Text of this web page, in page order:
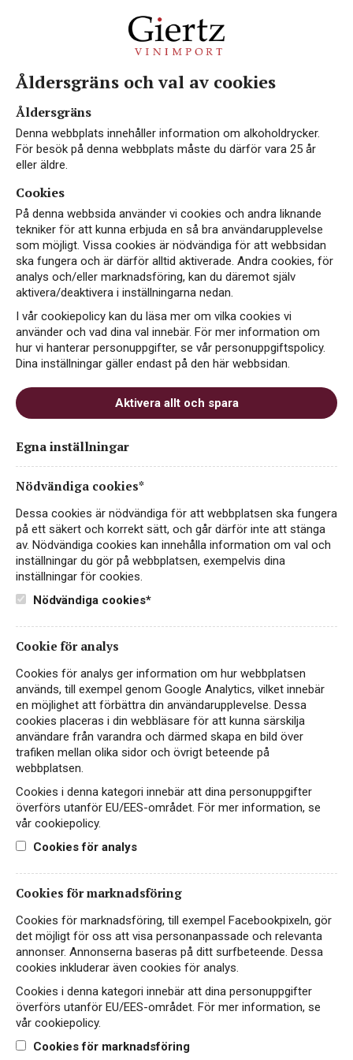
Vin med Arinto
Galodoro Winemaker’s
White
PORTUGAL, VINHO REGIONAL LISBOA
219 kr LÄS MER
Instagram
Kontakt
Cookiepolicy
Integritetspolicy
English
Åldersgräns och val av cookies
Åldersgräns
Denna webbplats innehåller information om alkoholdrycker.
För besök på denna webbplats måste du därför vara 25 år
eller äldre.
Cookies
På denna webbsida använder vi cookies och andra liknande
tekniker för att kunna erbjuda en så bra användarupplevelse
som möjligt. Vissa cookies är nödvändiga för att webbsidan
ska fungera och är därför alltid aktiverade. Andra cookies, för
analys och/eller marknadsföring, kan du däremot själv
aktivera/deaktivera i inställningarna nedan.
I vår cookiepolicy kan du läsa mer om vilka cookies vi
använder och vad dina val innebär. För mer information om
hur vi hanterar personuppgifter, se vår personuppgiftspolicy.
Dina inställningar gäller endast på den här webbsidan.
Aktivera allt och spara
Egna inställningar
Nödvändiga cookies*
Dessa cookies är nödvändiga för att webbplatsen ska fungera
på ett säkert och korrekt sätt, och går därför inte att stänga
av. Nödvändiga cookies kan innehålla information om val och
inställningar du gör på webbplatsen, exempelvis dina
inställningar för cookies.
Nödvändiga cookies*
Cookie för analys
Cookies för analys ger information om hur webbplatsen
används, till exempel genom Google Analytics, vilket innebär
en möjlighet att förbättra din användarupplevelse. Dessa
cookies placeras i din webbläsare för att kunna särskilja
användare från varandra och därmed skapa en bild över
trafiken mellan olika sidor och övrigt beteende på
webbplatsen.
Cookies i denna kategori innebär att dina personuppgifter
överförs utanför EU/EES-området. För mer information, se
vår cookiepolicy.
Cookies för analys
Cookies för marknadsföring
Cookies för marknadsföring, till exempel Facebookpixeln, gör
det möjligt för oss att visa personanpassade och relevanta
annonser. Annonserna baseras på ditt surfbeteende. Dessa
cookies inkluderar även cookies för analys.
Cookies i denna kategori innebär att dina personuppgifter
överförs utanför EU/EES-området. För mer information, se
vår cookiepolicy.
Cookies för marknadsföring